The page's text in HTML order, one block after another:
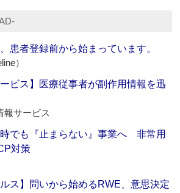
患者登録前から始まっています。
）
ービス】医療従事者が副作用情報を迅
報サービス
時でも『止まらない』事業へ 非常用
対策
ルス】問いから始めるRWE、意思決定